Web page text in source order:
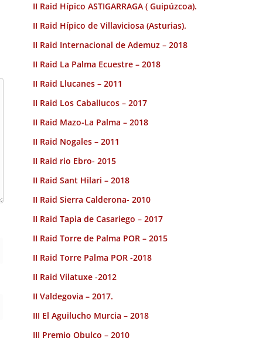
II Raid Hípico ASTIGARRAGA ( Guipúzcoa).
II Raid Hípico de Villaviciosa (Asturias).
II Raid Internacional de Ademuz – 2018
II Raid La Palma Ecuestre – 2018
II Raid Llucanes – 2011
II Raid Los Caballucos – 2017
II Raid Mazo-La Palma – 2018
II Raid Nogales – 2011
II Raid rio Ebro- 2015
II Raid Sant Hilari – 2018
II Raid Sierra Calderona- 2010
II Raid Tapia de Casariego – 2017
II Raid Torre de Palma POR – 2015
II Raid Torre Palma POR -2018
II Raid Vilatuxe -2012
II Valdegovia – 2017.
III El Aguilucho Murcia – 2018
III Premio Obulco – 2010